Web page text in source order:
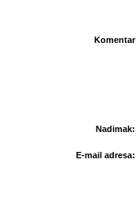
Komentar
Nadimak:
E-mail adresa: